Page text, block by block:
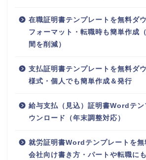
在職証明書テンプレートを無料ダ
フォーマット・転職時も簡単作成
間を削減）
支払証明書テンプレートを無料ダ
様式・個人でも簡単作成＆発行
給与支払（見込）証明書Wordテ
ウンロード（年末調整対応）
就労証明書Wordテンプレートを無
会社向け書き方・パートや転職にも